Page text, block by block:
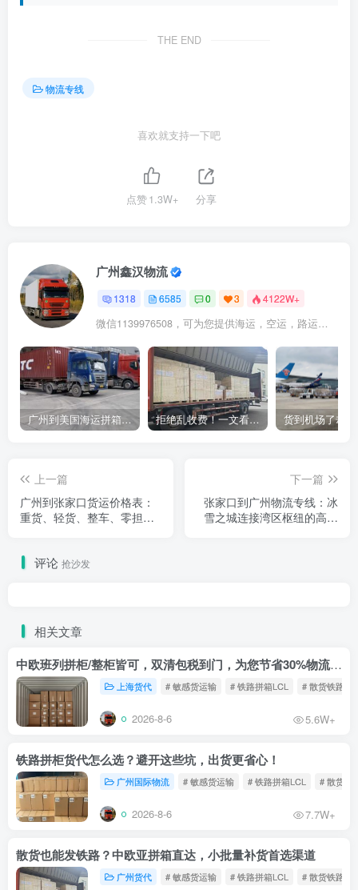
THE END
物流专线
喜欢就支持一下吧
点赞1.3W+ 分享
广州鑫汉物流
1318 6585 0 3 4122W+
微信1139976508，可为您提供海运，空运，路运，铁路运输
广州到美国海运拼箱多少钱？2024年最新运费构成+隐藏费用避坑指南 拒绝乱收费！一文看懂中国货代计费套路，教你避开所有隐形坑
上一篇
广州到张家口货运价格表：
重货、轻货、整车、零担的
下一篇
张家口到广州物流专线：冰
雪之城连接湾区枢纽的高效
评论 抢沙发
相关文章
中欧班列拼柜/整柜皆可，双清包税到门，为您节省30%物流成本！
上海货代 # 敏感货运输 # 铁路拼箱LCL # 散货铁路
2026-8-6 5.6W+
铁路拼柜货代怎么选？避开这些坑，出货更省心！
广州国际物流 # 敏感货运输 # 铁路拼箱LCL # 散货铁
2026-8-6 7.7W+
散货也能发铁路？中欧亚拼箱直达，小批量补货首选渠道
广州货代 # 敏感货运输 # 铁路拼箱LCL # 散货铁路